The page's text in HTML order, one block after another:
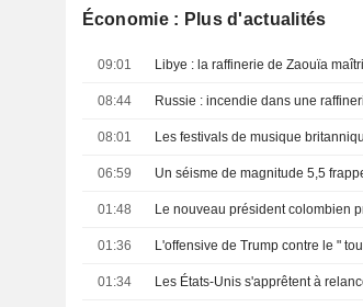
Économie : Plus d'actualités
09:01 Libye : la raffinerie de Zaouïa
08:44
08:01
06:59
01:48
01:36
01:34